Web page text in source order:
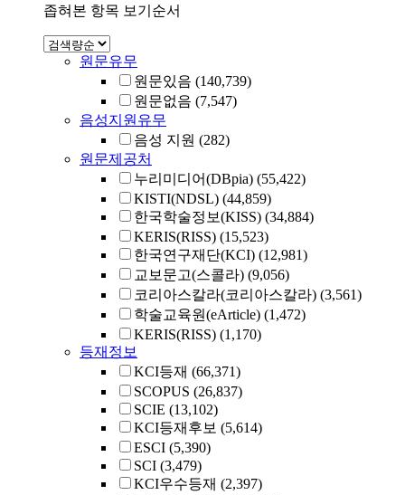
좁혀본 항목 보기순서
원문유무
원문있음 (140,739)
원문없음 (7,547)
음성지원유무
음성 지원 (282)
원문제공처
누리미디어(DBpia) (55,422)
KISTI(NDSL) (44,859)
한국학술정보(KISS) (34,884)
KERIS(RISS) (15,523)
한국연구재단(KCI) (12,981)
교보문고(스콜라) (9,056)
코리아스칼라(코리아스칼라) (3,561)
학술교육원(eArticle) (1,472)
KERIS(RISS) (1,170)
등재정보
KCI등재 (66,371)
SCOPUS (26,837)
SCIE (13,102)
KCI등재후보 (5,614)
ESCI (5,390)
SCI (3,479)
KCI우수등재 (2,397)